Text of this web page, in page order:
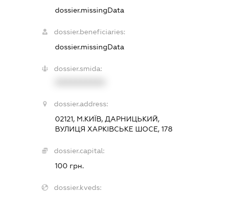
dossier.missingData
dossier.beneficiaries:
dossier.missingData
dossier.smida:
dossier.address:
02121, М.КИЇВ, ДАРНИЦЬКИЙ,
ВУЛИЦЯ ХАРКІВСЬКЕ ШОСЕ, 178
dossier.capital:
100 грн.
dossier.kveds: